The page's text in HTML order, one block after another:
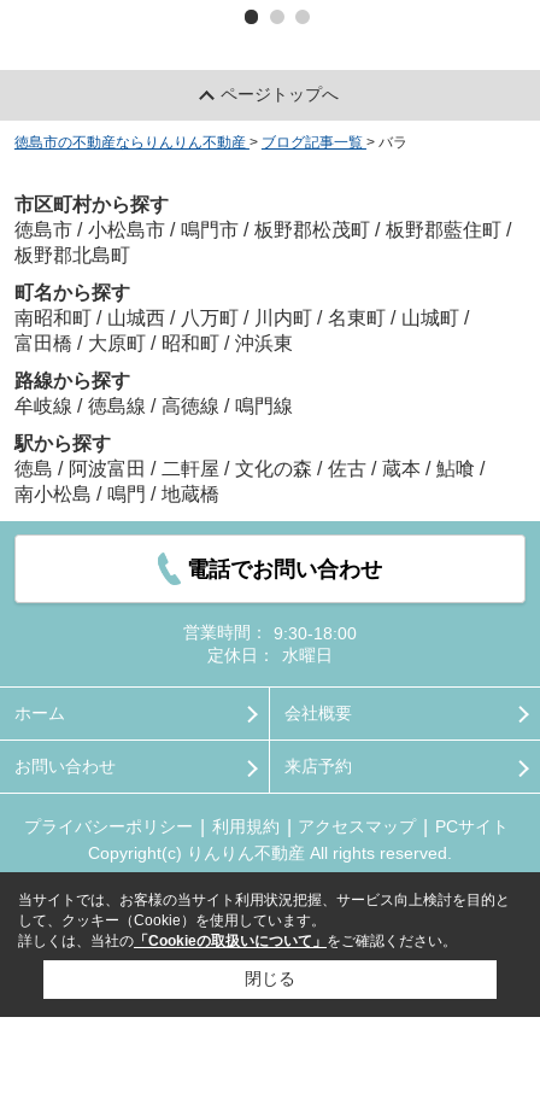
ページトップへ
徳島市の不動産ならりんりん不動産 > ブログ記事一覧 > バラ
市区町村から探す
徳島市 / 小松島市 / 鳴門市 / 板野郡松茂町 / 板野郡藍住町 /
板野郡北島町
町名から探す
南昭和町 / 山城西 / 八万町 / 川内町 / 名東町 / 山城町 /
富田橋 / 大原町 / 昭和町 / 沖浜東
路線から探す
牟岐線 / 徳島線 / 高徳線 / 鳴門線
駅から探す
徳島 / 阿波富田 / 二軒屋 / 文化の森 / 佐古 / 蔵本 / 鮎喰 /
南小松島 / 鳴門 / 地蔵橋
電話でお問い合わせ
営業時間：
9:30-18:00
定休日：
水曜日
ホーム 会社概要
お問い合わせ 来店予約
プライバシーポリシー 利用規約 アクセスマップ
PCサイト
Copyright(c) りんりん不動産 All rights reserved.
当サイトでは、お客様の当サイト利用状況把握、サービス向上検討を目的と
して、クッキー（Cookie）を使用しています。
詳しくは、当社の 「Cookieの取扱いについて」 をご確認ください。
閉じる